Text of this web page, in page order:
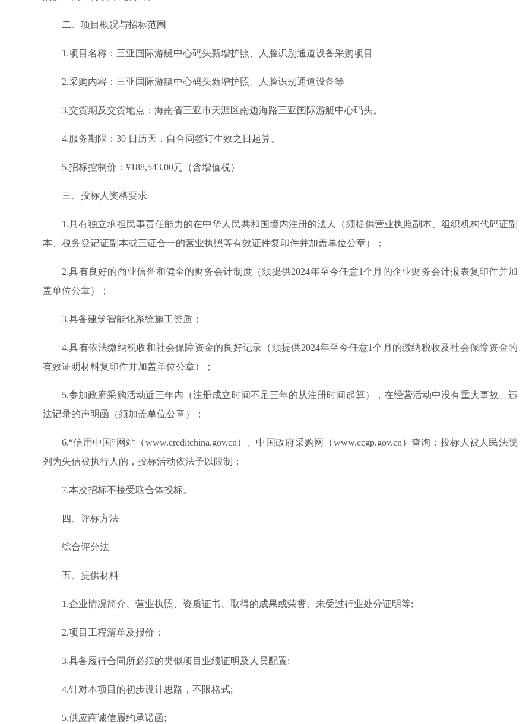
二、项目概况与招标范围
1.项目名称：三亚国际游艇中心码头新增护照、人脸识别通道设备采购项目
2.采购内容：三亚国际游艇中心码头新增护照、人脸识别通道设备等
3.交货期及交货地点：海南省三亚市天涯区南边海路三亚国际游艇中心码头。
4.服务期限：30 日历天，自合同签订生效之日起算。
5.招标控制价：¥188,543.00元（含增值税）
三、投标人资格要求
1.具有独立承担民事责任能力的在中华人民共和国境内注册的法人（须提供营业执照副本、组织机构代码证副
本、税务登记证副本或三证合一的营业执照等有效证件复印件并加盖单位公章）；
2.具有良好的商业信誉和健全的财务会计制度（须提供2024年至今任意1个月的企业财务会计报表复印件并加
盖单位公章）；
3.具备建筑智能化系统施工资质；
4.具有依法缴纳税收和社会保障资金的良好记录（须提供2024年至今任意1个月的缴纳税收及社会保障资金的
有效证明材料复印件并加盖单位公章）；
5.参加政府采购活动近三年内（注册成立时间不足三年的从注册时间起算），在经营活动中没有重大事故、违
法记录的声明函（须加盖单位公章）；
6.“信用中国”网站（www.creditchina.gov.cn）、中国政府采购网（www.ccgp.gov.cn）查询：投标人被人民法院
列为失信被执行人的，投标活动依法予以限制；
7.本次招标不接受联合体投标。
四、评标方法
综合评分法
五、提供材料
1.企业情况简介、营业执照、资质证书、取得的成果或荣誉、未受过行业处分证明等;
2.项目工程清单及报价；
3.具备履行合同所必须的类似项目业绩证明及人员配置;
4.针对本项目的初步设计思路，不限格式;
5.供应商诚信履约承诺函;